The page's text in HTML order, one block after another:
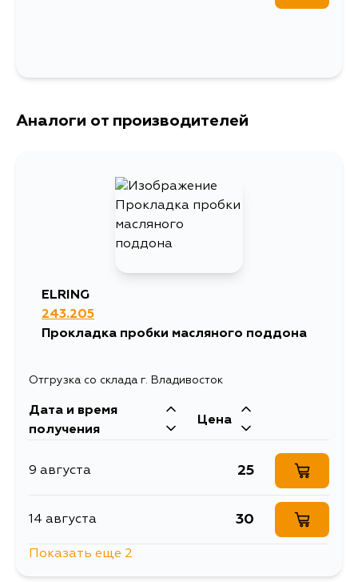
Аналоги от производителей
ELRING
243.205
Прокладка пробки масляного поддона
Отгрузка со склада г. Владивосток
Дата и время
получения
Цена
9 августа 25
14 августа 30
Показать еще 2